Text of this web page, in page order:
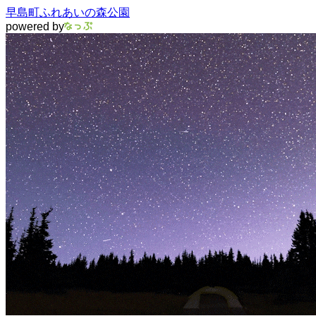
早島町ふれあいの森公園
powered by